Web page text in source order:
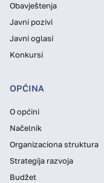
Obavještenja
Javni pozivi
Javni oglasi
Konkursi
OPĆINA
O općini
Načelnik
Organizaciona struktura
Strategija razvoja
Budžet